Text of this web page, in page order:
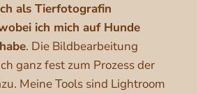
als Tierfotografin
ich mich auf Hunde
. Die Bildbearbeitung
ganz fest zum Prozess der
Meine Tools sind Lightroom